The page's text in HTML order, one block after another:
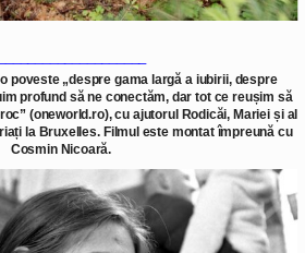
poveste „despre gama largă a iubirii, despre
profund să ne conectăm, dar tot ce reușim să
(oneworld.ro), cu ajutorul Rodicăi, Mariei și al
la Bruxelles. Filmul este montat împreună cu
Cosmin Nicoară.